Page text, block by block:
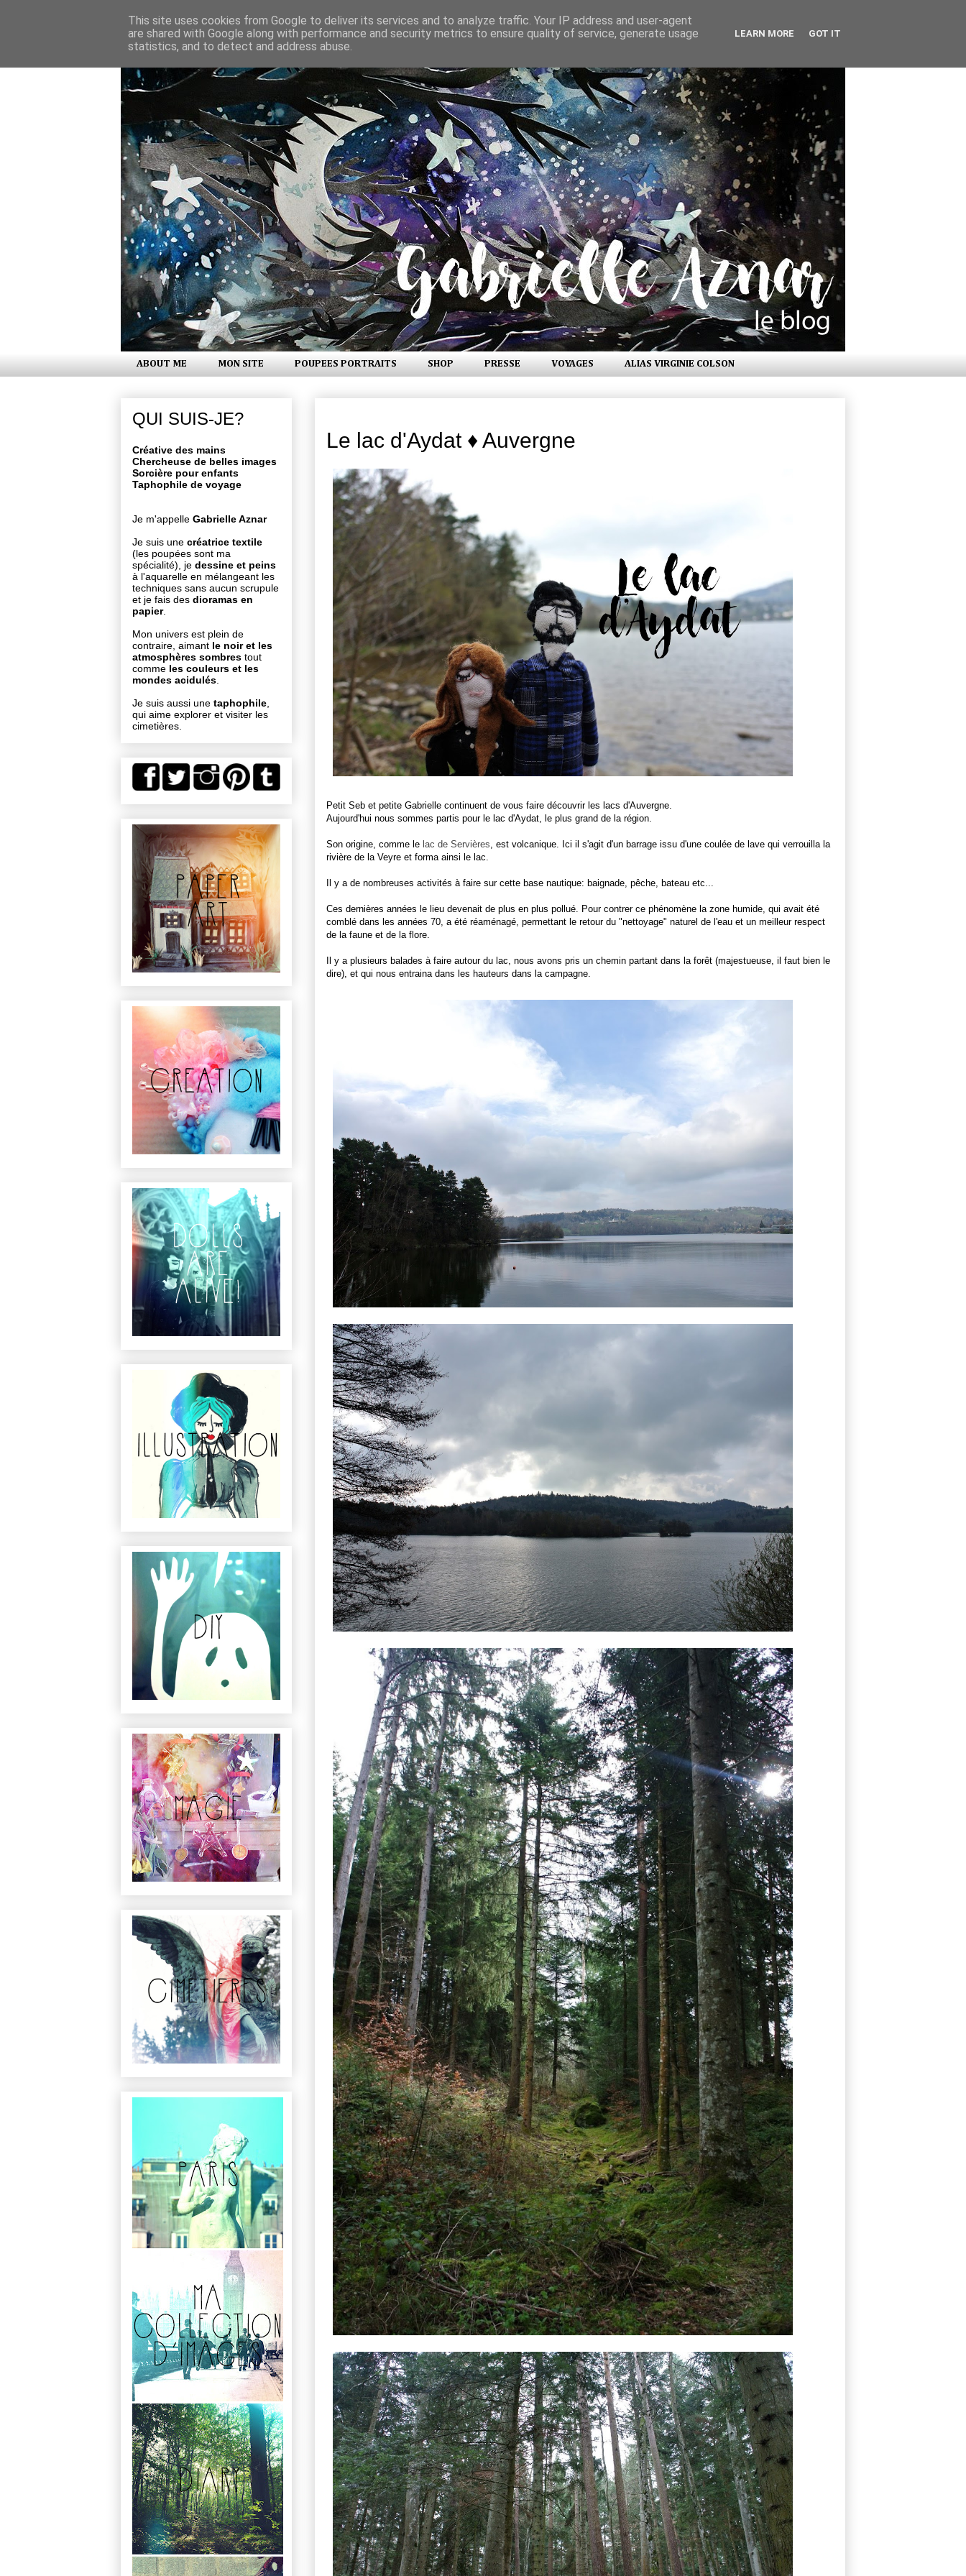
ABOUT ME MON SITE POUPEES PORTRAITS SHOP PRESSE VOYAGES ALIAS VIRGINIE COLSON
Le lac d'Aydat ♦ Auvergne
Petit Seb et petite Gabrielle continuent de vous faire découvrir les lacs d'Auvergne.
Aujourd'hui nous sommes partis pour le lac d'Aydat, le plus grand de la région.
Son origine, comme le lac de Servières , est volcanique. Ici il s'agit d'un barrage issu d'une coulée de lave qui verrouilla la
rivière de la Veyre et forma ainsi le lac.
Il y a de nombreuses activités à faire sur cette base nautique: baignade, pêche, bateau etc...
Ces dernières années le lieu devenait de plus en plus pollué. Pour contrer ce phénomène la zone humide, qui avait été
comblé dans les années 70, a été réaménagé, permettant le retour du "nettoyage" naturel de l'eau et un meilleur respect
de la faune et de la flore.
Il y a plusieurs balades à faire autour du lac, nous avons pris un chemin partant dans la forêt (majestueuse, il faut bien le
dire), et qui nous entraina dans les hauteurs dans la campagne.
QUI SUIS-JE?
Créative des mains
Chercheuse de belles images
Sorcière pour enfants
Taphophile de voyage
Je m'appelle Gabrielle Aznar
Je suis une créatrice textile
(les poupées sont ma
spécialité), je dessine et peins
à l'aquarelle en mélangeant les
techniques sans aucun scrupule
et je fais des dioramas en
papier.
Mon univers est plein de
contraire, aimant le noir et les
atmosphères sombres tout
comme les couleurs et les
mondes acidulés
Je suis aussi une taphophile
qui aime explorer et visiter les
cimetières.
This site uses cookies from Google to deliver its services and to analyze traffic. Your IP address and user-agent
are shared with Google along with performance and security metrics to ensure quality of service, generate usage
statistics, and to detect and address abuse.
LEARN MORE GOT IT